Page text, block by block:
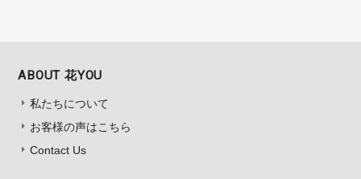
ABOUT 花YOU
私たちについて
お客様の声はこちら
Contact Us